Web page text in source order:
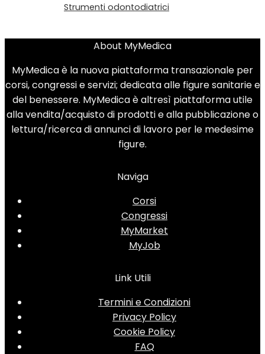
Strumenti odontodiatrici
About MyMedica
MyMedica è la nuova piattaforma transazionale per
corsi, congressi e servizi; dedicata alle figure sanitarie e
del benessere. MyMedica è altresì piattaforma utile
alla vendita/acquisto di prodotti e alla pubblicazione o
lettura/ricerca di annunci di lavoro per le medesime
figure.
Naviga
Corsi
Congressi
MyMarket
MyJob
Link Utili
Termini e Condizioni
Privacy Policy
Cookie Policy
FAQ